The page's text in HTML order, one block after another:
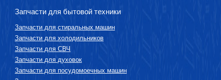
Запчасти для бытовой техники
Запчасти для стиральных машин
Запчасти для холодильников
Запчасти для СВЧ
Запчасти для духовок
Запчасти для посудомоечных машин